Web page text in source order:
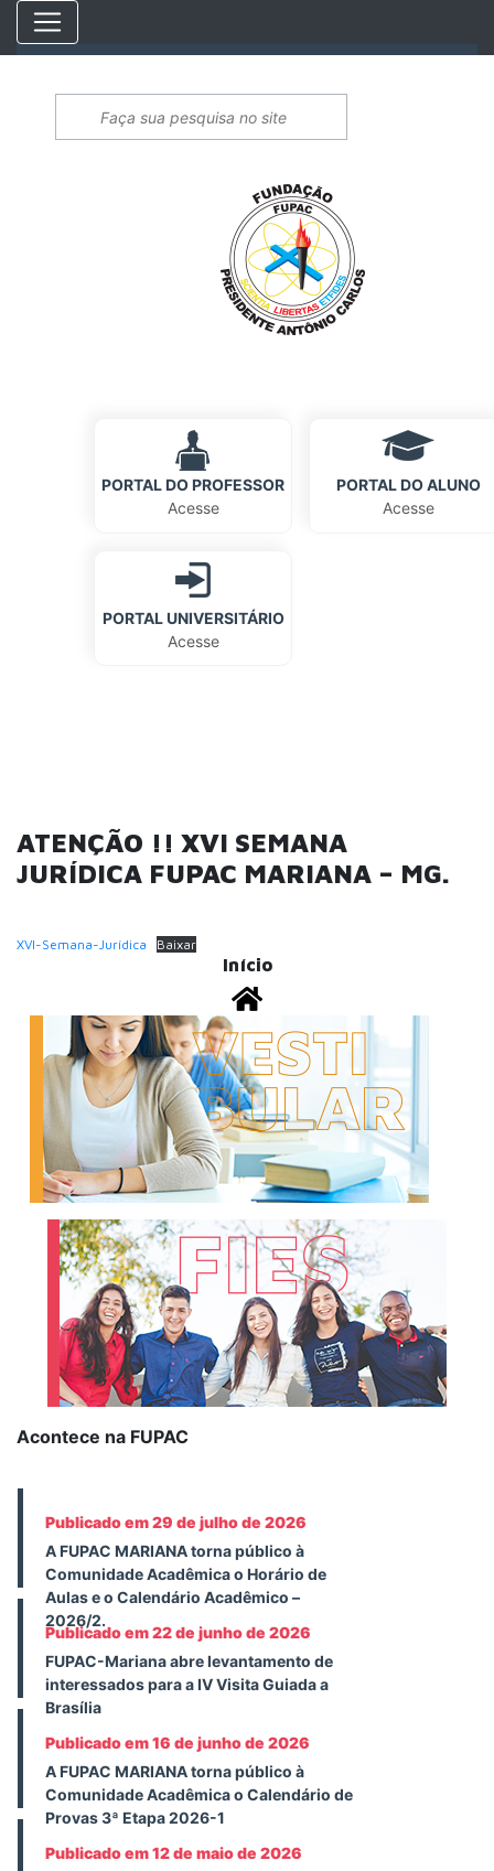
PORTAL DO PROFESSOR
Acesse
PORTAL DO ALUNO
Acesse
PORTAL UNIVERSITÁRIO
Acesse
ATENÇÃO !! XVI SEMANA
JURÍDICA FUPAC MARIANA – MG.
XVI-Semana-Jurídica Baixar
Início
Acontece na FUPAC
Publicado em 29 de julho de 2026
A FUPAC MARIANA torna público à
Comunidade Acadêmica o Horário de
Aulas e o Calendário Acadêmico –
2026/2.
Publicado em 22 de junho de 2026
FUPAC-Mariana abre levantamento de
interessados para a IV Visita Guiada a
Brasília
Publicado em 16 de junho de 2026
A FUPAC MARIANA torna público à
Comunidade Acadêmica o Calendário de
Provas 3ª Etapa 2026-1
Publicado em 12 de maio de 2026